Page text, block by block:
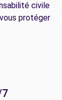
civile
protéger